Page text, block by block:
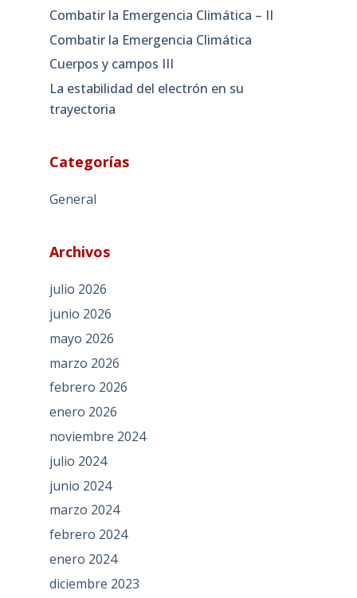
Combatir la Emergencia Climática – II
Combatir la Emergencia Climática
Cuerpos y campos III
La estabilidad del electrón en su
trayectoria
Categorías
General
Archivos
julio 2026
junio 2026
mayo 2026
marzo 2026
febrero 2026
enero 2026
noviembre 2024
julio 2024
junio 2024
marzo 2024
febrero 2024
enero 2024
diciembre 2023